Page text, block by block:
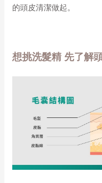
的頭皮清潔做起。
想挑洗髮精 先了解